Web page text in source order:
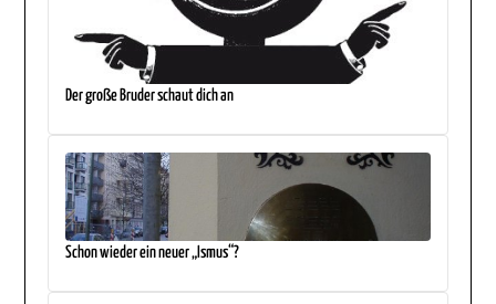
Der große Bruder schaut dich an
Schon wieder ein neuer „Ismus“?